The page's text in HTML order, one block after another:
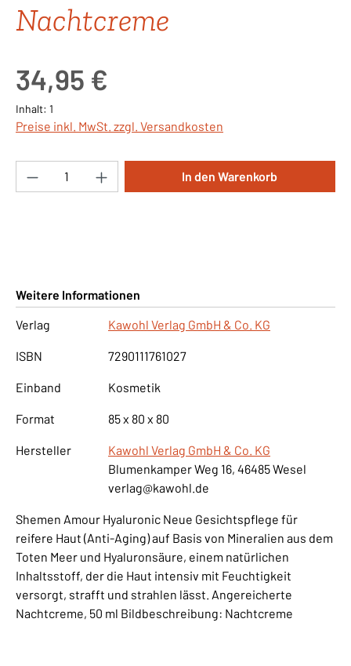
Nachtcreme
34,95 €
Inhalt: 1
Preise inkl. MwSt. zzgl. Versandkosten
Produkt Anzahl: Gib den gewünschten
In den Warenkorb
Weitere Informationen
Verlag
Kawohl Verlag GmbH & Co. KG
ISBN 7290111761027
Einband Kosmetik
Format 85 x 80 x 80
Hersteller
Kawohl Verlag GmbH & Co. KG
Blumenkamper Weg 16, 46485 Wesel
verlag@kawohl.de
Shemen Amour Hyaluronic Neue Gesichtspflege für
reifere Haut (Anti-Aging) auf Basis von Mineralien aus dem
Toten Meer und Hyaluronsäure, einem natürlichen
Inhaltsstoff, der die Haut intensiv mit Feuchtigkeit
versorgt, strafft und strahlen lässt. Angereicherte
Nachtcreme, 50 ml Bildbeschreibung: Nachtcreme